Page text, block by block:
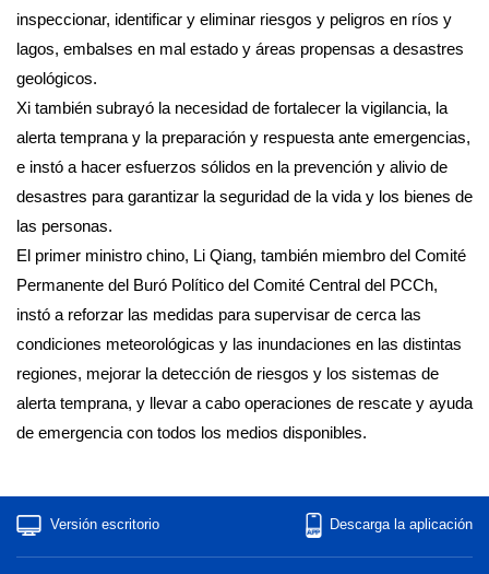
inspeccionar, identificar y eliminar riesgos y peligros en ríos y
lagos, embalses en mal estado y áreas propensas a desastres
geológicos.
Xi también subrayó la necesidad de fortalecer la vigilancia, la
alerta temprana y la preparación y respuesta ante emergencias,
e instó a hacer esfuerzos sólidos en la prevención y alivio de
desastres para garantizar la seguridad de la vida y los bienes de
las personas.
El primer ministro chino, Li Qiang, también miembro del Comité
Permanente del Buró Político del Comité Central del PCCh,
instó a reforzar las medidas para supervisar de cerca las
condiciones meteorológicas y las inundaciones en las distintas
regiones, mejorar la detección de riesgos y los sistemas de
alerta temprana, y llevar a cabo operaciones de rescate y ayuda
de emergencia con todos los medios disponibles.
Versión escritorio Descarga la aplicación